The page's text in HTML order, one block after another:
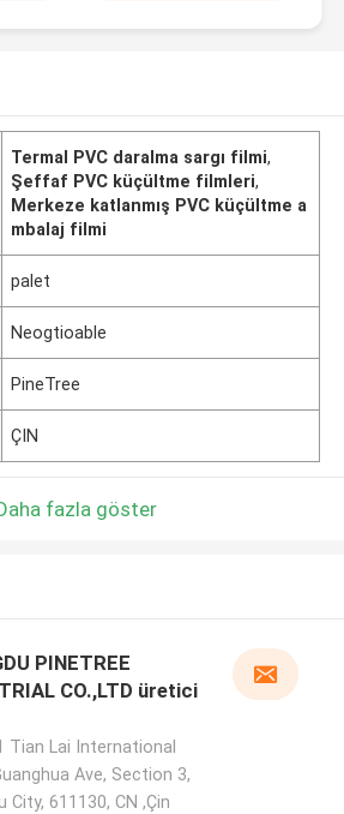
Termal PVC daralma sargı filmi,
Şeffaf PVC küçültme filmleri,
Merkeze katlanmış PVC küçültme a
mbalaj filmi
palet
Neogtioable
PineTree
ÇIN
fazla göster
PINETREE
CO.,LTD üretici
Tian Lai International
Ave, Section 3,
City, 611130, CN ,Çin